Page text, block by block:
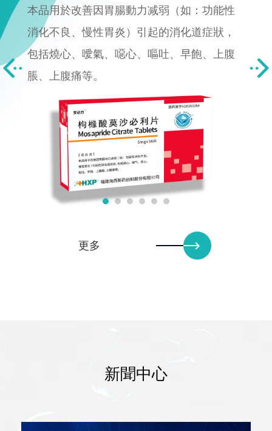
本品用於改善因胃腸動力减弱（如：功能性
消化不良、慢性胃炎）引起的消化道症狀，
包括燒心、噯氣、噁心、嘔吐、早飽、上腹
脹、上腹痛等。
更多
新聞中心